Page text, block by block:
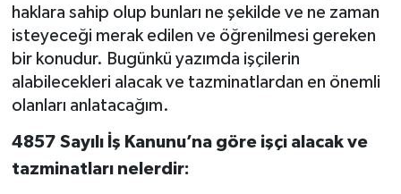
haklara sahip olup bunları ne şekilde ve ne zaman
isteyeceği merak edilen ve öğrenilmesi gereken
bir konudur. Bugünkü yazımda işçilerin
alabilecekleri alacak ve tazminatlardan en önemli
olanları anlatacağım.
4857 Sayılı İş Kanunu’na göre işçi alacak ve
tazminatları nelerdir: